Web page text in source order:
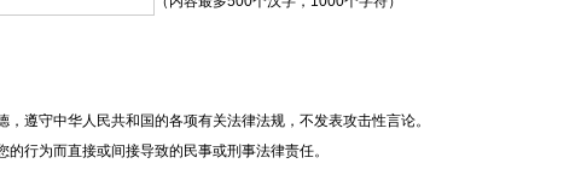
，遵守中华人民共和国的各项有关法律法规，不发表攻击性言论。
的行为而直接或间接导致的民事或刑事法律责任。